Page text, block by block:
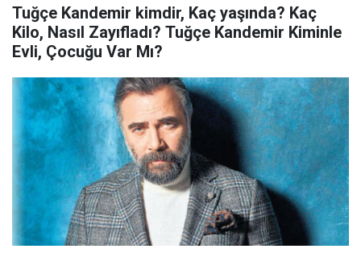
Tuğçe Kandemir kimdir, Kaç yaşında? Kaç
Kilo, Nasıl Zayıfladı? Tuğçe Kandemir Kiminle
Evli, Çocuğu Var Mı?